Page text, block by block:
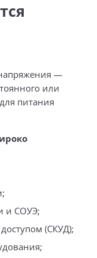
—
или
питания
и СОУЭ;
(СКУД);